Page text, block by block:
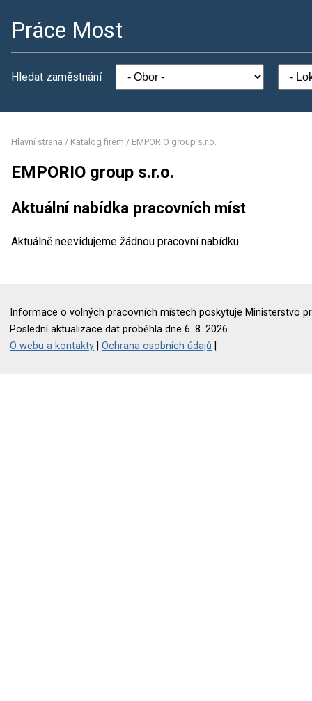
Práce Most
Hledat zaměstnání
Hlavní strana / Katalog firem / EMPORIO group s.r.o.
EMPORIO group s.r.o.
Aktuální nabídka pracovních míst
Aktuálně neevidujeme žádnou pracovní nabídku.
Informace o volných pracovních místech poskytuje Ministerstvo
Poslední aktualizace dat proběhla dne 6. 8. 2026.
O webu a kontakty |Ochrana osobních údajů